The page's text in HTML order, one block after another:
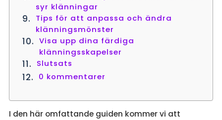
syr klänningar
Tips för att anpassa och ändra
klänningsmönster
Visa upp dina färdiga
klänningsskapelser
Slutsats
0 kommentarer
I den här omfattande guiden kommer vi att